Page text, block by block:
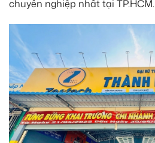
chuyên nghiệp nhất tại TP.HCM.